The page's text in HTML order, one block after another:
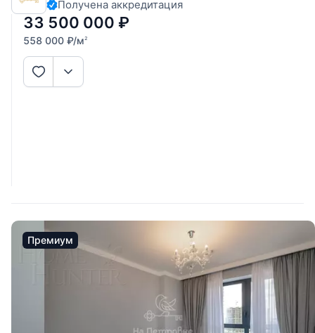
Шелепихинская набережная , дом 40,корпус 2- УГЛОВАЯ
-С ВИДОМ НА РЕКУ. От
Получена аккредитация
33 500 000 ₽
558 000 ₽/м2
Премиум